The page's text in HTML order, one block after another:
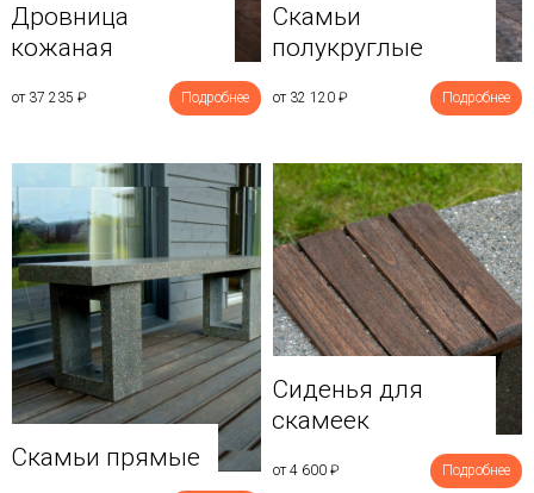
Дровница
кожаная
от 37 235 ₽ Подробнее
Скамьи
полукруглые
от 32 120 ₽ Подробнее
Скамьи прямые
Сиденья для
скамеек
от 4 600 ₽ Подробнее